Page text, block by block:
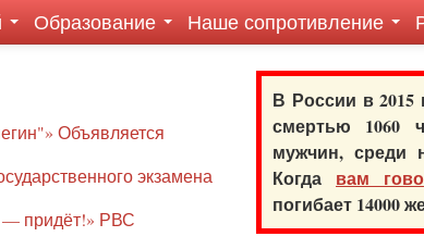
Образование Наше сопротивление
Объявляется
экзамена
— придёт!» РВС
В России в 2015
смертью
мужчин, среди
Когда вам
погибает 14000